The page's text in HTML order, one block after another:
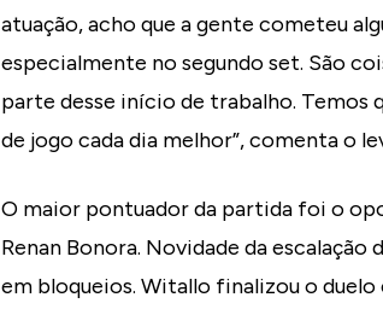
atuação, acho que a gente cometeu
especialmente no segundo set. São
parte desse início de trabalho. Temos
de jogo cada dia melhor”, comenta o
O maior pontuador da partida foi o
Renan Bonora. Novidade da
em bloqueios. Witallo finalizou o